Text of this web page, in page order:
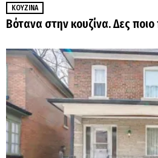
ΚΟΥΖΊΝΑ
Βότανα στην κουζίνα. Δες ποιο